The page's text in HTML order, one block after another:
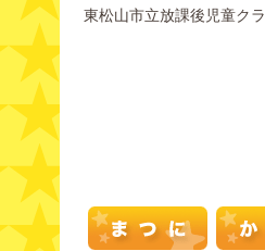
東松山市立放課後児童ク